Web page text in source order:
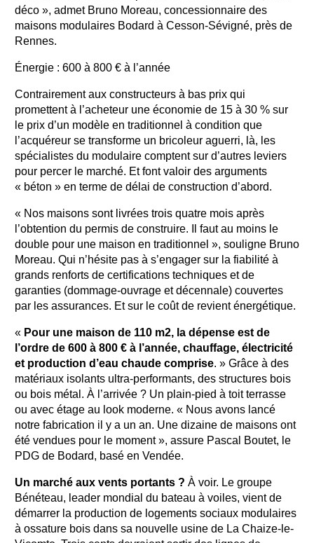
déco », admet Bruno Moreau, concessionnaire des
maisons modulaires Bodard à Cesson-Sévigné, près de
Rennes.
Énergie : 600 à 800 € à l’année
Contrairement aux constructeurs à bas prix qui
promettent à l’acheteur une économie de 15 à 30 % sur
le prix d’un modèle en traditionnel à condition que
l’acquéreur se transforme un bricoleur aguerri, là, les
spécialistes du modulaire comptent sur d’autres leviers
pour percer le marché. Et font valoir des arguments
« béton » en terme de délai de construction d’abord.
« Nos maisons sont livrées trois quatre mois après
l’obtention du permis de construire. Il faut au moins le
double pour une maison en traditionnel », souligne Bruno
Moreau. Qui n’hésite pas à s’engager sur la fiabilité à
grands renforts de certifications techniques et de
garanties (dommage-ouvrage et décennale) couvertes
par les assurances. Et sur le coût de revient énergétique.
« Pour une maison de 110 m2, la dépense est de
l’ordre de 600 à 800 € à l’année, chauffage, électricité
et production d’eau chaude comprise. » Grâce à des
matériaux isolants ultra-performants, des structures bois
ou bois métal. À l’arrivée ? Un plain-pied à toit terrasse
ou avec étage au look moderne. « Nous avons lancé
notre fabrication il y a un an. Une dizaine de maisons ont
été vendues pour le moment », assure Pascal Boutet, le
PDG de Bodard, basé en Vendée.
Un marché aux vents portants ? À voir. Le groupe
Bénéteau, leader mondial du bateau à voiles, vient de
démarrer la production de logements sociaux modulaires
à ossature bois dans sa nouvelle usine de La Chaize-le-